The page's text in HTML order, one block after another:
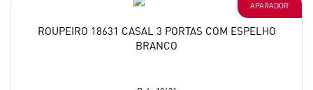
APARADOR
ROUPEIRO 18631 CASAL 3 PORTAS COM ESPELHO
BRANCO